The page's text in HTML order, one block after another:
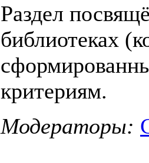
Раздел
библиотеках
критериям.
Модераторы: